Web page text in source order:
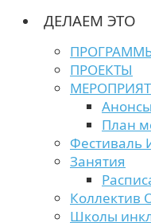
ДЕЛАЕМ ЭТО
ПРОЕКТЫ
Анонсы
План
Занятия
Коллектив
Школы